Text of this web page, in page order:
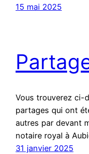
15 mai 2025
Vous trouverez ci-
partages qui ont
autres par devant
notaire royal à
31 janvier 2025